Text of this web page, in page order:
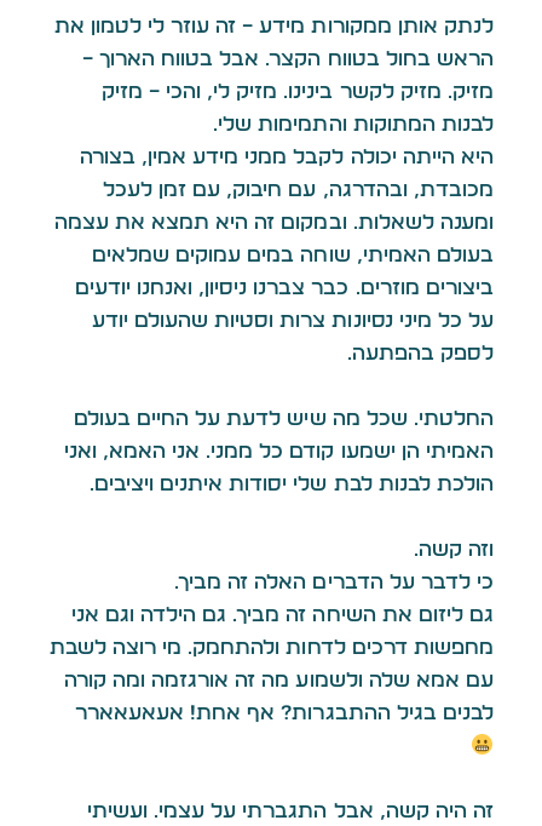
לנתק אותן ממקורות מידע – זה עוזר לי לטמון את
הראש בחול בטווח הקצר. אבל בטווח הארוך –
מזיק. מזיק לקשר בינינו. מזיק לי, והכי – מזיק
לבנות המתוקות והתמימות שלי.
היא הייתה יכולה לקבל ממני מידע אמין, בצורה
מכובדת, ובהדרגה, עם חיבוק, עם זמן לעכל
ומענה לשאלות. ובמקום זה היא תמצא את עצמה
בעולם האמיתי, שוחה במים עמוקים שמלאים
ביצורים מוזרים. כבר צברנו ניסיון, ואנחנו יודעים
על כל מיני נסיונות צרות וסטיות שהעולם יודע
לספק בהפתעה.
החלטתי. שכל מה שיש לדעת על החיים בעולם
האמיתי הן ישמעו קודם כל ממני. אני האמא, ואני
הולכת לבנות לבת שלי יסודות איתנים ויציבים.
וזה קשה.
כי לדבר על הדברים האלה זה מביך.
גם ליזום את השיחה זה מביך. גם הילדה וגם אני
מחפשות דרכים לדחות ולהתחמק. מי רוצה לשבת
עם אמא שלה ולשמוע מה זה אורגזמה ומה קורה
לבנים בגיל ההתבגרות? אף אחת! אעאעאארר
זה היה קשה, אבל התגברתי על עצמי. ועשיתי